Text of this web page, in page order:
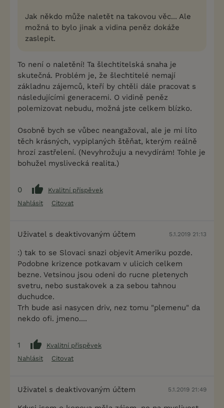
Jak někdo může naletět na takovou věc... Ale
možná to bylo jinak a vidina peněz dokáže
zaslepit.
To není o naletění! Ta šlechtitelská snaha je
skutečná. Problém je, že šlechtitelé nemají
základnu zájemců, kteří by chtěli dále pracovat s
následujícími generacemi. O vidině peněz
polemizovat nebudu, možná jste celkem blízko.
Osobně bych se vůbec neangažoval, ale je mi líto
těch krásných, vypiplaných štěňat, kterým reálně
hrozí zastřelení. (Nevyhrožuju a nevydírám! Tohle je
bohužel myslivecká realita.)
0
Kvalitní příspěvek
Nahlásit
Citovat
Uživatel s deaktivovaným účtem 5.1.2019 21:13
:) tak to se Slovaci snazi objevit Ameriku pozde.
Podobne krizence potkavam v ulicich celkem
bezne. Vetsinou jsou odeni do rucne pletenych
svetru, nebo sustakovek a za sebou tahnou
duchudce.
Trh bude asi nasycen driv, nez tomu "plemenu" da
nekdo ofi. jmeno....
1
Kvalitní příspěvek
Nahlásit
Citovat
Uživatel s deaktivovaným účtem 5.1.2019 21:49